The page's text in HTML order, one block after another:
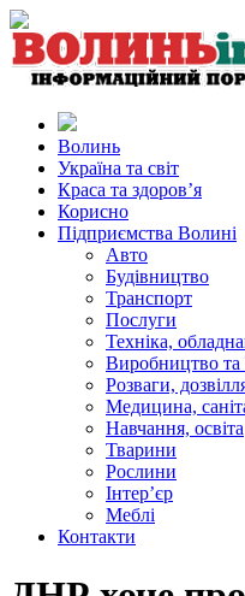
Волинь
Україна та світ
Краса та здоров’я
Корисно
Підприємства Волині
Авто
Будівництво
Транспорт
Послуги
Техніка,
Виробництво та
Розваги,
Медицина,
Навчання, освіта
Тварини
Рослини
Інтер’єр
Меблі
Контакти